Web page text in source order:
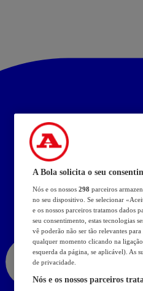
A Bola solicita o seu
Nós e os nossos 298 parceiros
no seu dispositivo. Se selecionar
e os nossos parceiros tratamos dados
seu consentimento, estas tecnologias
vê poderão não ser tão relevantes
qualquer momento clicando na
esquerda da página, se aplicável). As
de privacidade.
Nós e os nossos parceiros